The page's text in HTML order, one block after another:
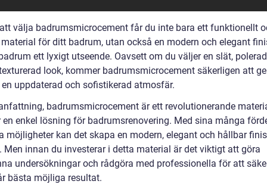
välja badrumsmicrocement får du inte bara ett funktionellt
för ditt badrum, utan också en modern och elegant
ett lyxigt utseende. Oavsett om du väljer en slät,
look, kommer badrumsmicrocement säkerligen att
uppdaterad och sofistikerad atmosfär.
badrumsmicrocement är ett revolutionerande
en enkel lösning för badrumsrenovering. Med sina många
möjligheter kan det skapa en modern, elegant och hållbar
Men innan du investerar i detta material är det viktigt att göra
undersökningar och rådgöra med professionella för att
bästa möjliga resultat.